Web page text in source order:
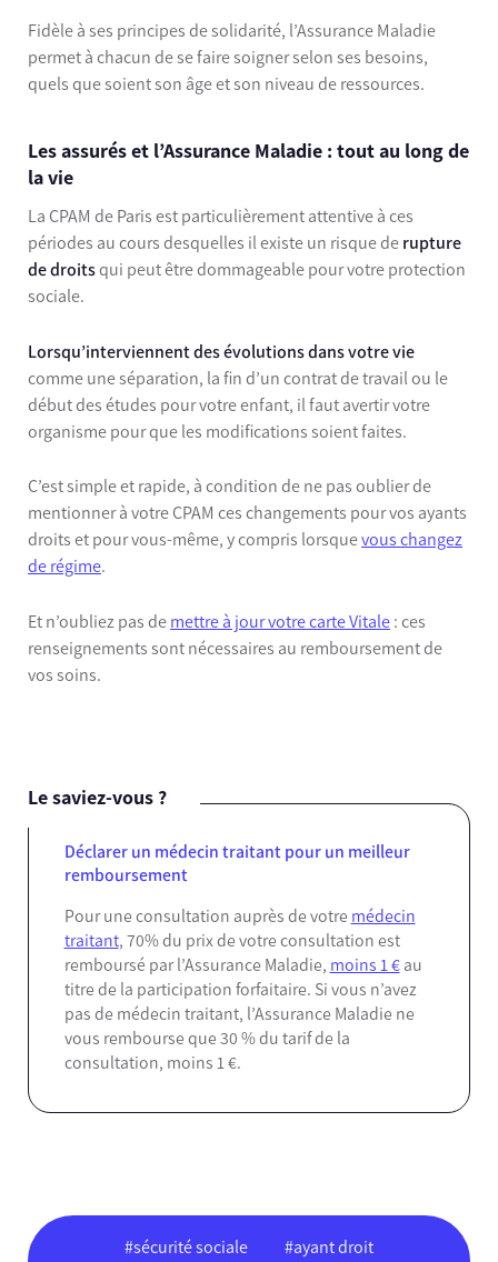
Fidèle à ses principes de solidarité, l’Assurance Maladie
permet à chacun de se faire soigner selon ses besoins,
quels que soient son âge et son niveau de ressources.
Les assurés et l’Assurance Maladie : tout au long de
la vie
La CPAM de Paris est particulièrement attentive à ces
périodes au cours desquelles il existe un risque de rupture
de droitsqui peut être dommageable pour votre protection
sociale.
Lorsqu’interviennent desévolutions dans votre vie
comme une séparation, la fin d’un contrat de travail ou le
début des études pour votre enfant, il faut avertir votre
organisme pour que les modifications soient faites.
C’est simple et rapide, à condition de ne pas oublier de
mentionner à votre CPAM ces changements pour vos ayants
droits et pour vous-même, y compris lorsquevous changez
de régime.
Et n’oubliez pas de mettre à jour votre carte Vitale : ces
renseignements sont nécessaires au remboursement de
vos soins.
Le saviez-vous ?
Déclarer un médecin traitant pour un meilleur
remboursement
Pour une consultation auprès de votre médecin
traitant, 70% du prix de votre consultation est
remboursé par l’Assurance Maladie, moins 1 €au
titre de la participation forfaitaire. Si vous n’avez
pas de médecin traitant, l’Assurance Maladie ne
vous rembourse que 30 % du tarif de la
consultation, moins 1 €.
#sécurité sociale
#ayant droit